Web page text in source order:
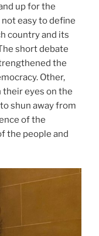
up for the
easy to define
country and its
short debate
the
Other,
eyes on the
shun away from
of the
the people and